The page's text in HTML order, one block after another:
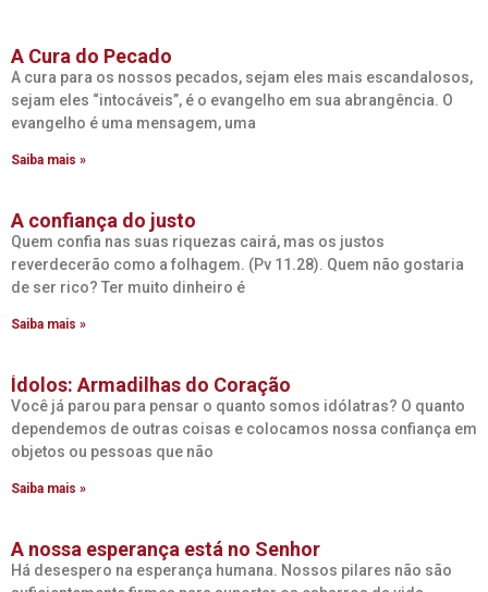
A Cura do Pecado
A cura para os nossos pecados, sejam eles mais escandalosos,
sejam eles “intocáveis”, é o evangelho em sua abrangência. O
evangelho é uma mensagem, uma
Saiba mais »
A confiança do justo
Quem confia nas suas riquezas cairá, mas os justos
reverdecerão como a folhagem. (Pv 11.28). Quem não gostaria
de ser rico? Ter muito dinheiro é
Saiba mais »
Ídolos: Armadilhas do Coração
Você já parou para pensar o quanto somos idólatras? O quanto
dependemos de outras coisas e colocamos nossa confiança em
objetos ou pessoas que não
Saiba mais »
A nossa esperança está no Senhor
Há desespero na esperança humana. Nossos pilares não são